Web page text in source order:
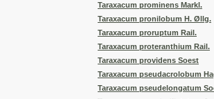
Taraxacum prominens Markl.
Taraxacum pronilobum H. Øllg.
Taraxacum proruptum Rail.
Taraxacum proteranthium Rail.
Taraxacum providens Soest
Taraxacum pseudacrolobum
Taraxacum pseudelongatum